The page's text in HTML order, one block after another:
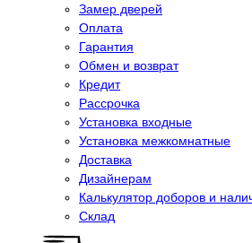
Замер дверей
Оплата
Гарантия
Обмен и возврат
Кредит
Рассрочка
Установка входные
Установка межкомнатные
Доставка
Дизайнерам
Калькулятор доборов и
Склад